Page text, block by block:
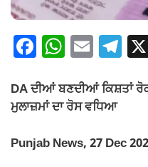
F
c
e
b
W
at
s
A
E
ail
T
e
a
DA ਦੀਆਂ ਬਣਦੀਆਂ ਕਿਸ਼ਤਾਂ
ਮੁਲਾਜ਼ਮਾਂ ਦਾ ਰੋਸ ਵਧਿਆ
Punjab News, 27 Dec